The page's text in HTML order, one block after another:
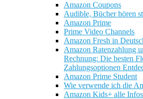
Amazon Coupons
Audible, Bücher hören
Amazon Prime
Prime Video Channels
Amazon Fresh in
Amazon Ratenzahlung
Rechnung: Die besten
Zahlungsoptionen
Amazon Prime Student
Wie verwende ich die
Amazon Kids+ alle